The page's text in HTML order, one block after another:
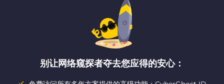
别让网络窥探者夺去您应得的安心：